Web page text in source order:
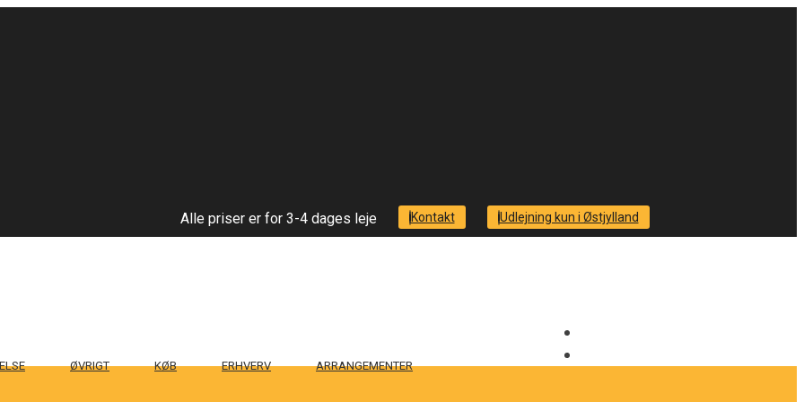
Alle priser er for 3-4 dages leje Kontakt Udlejning kun i Østjylland
ØVRIGT KØB ERHVERV ARRANGEMENTER